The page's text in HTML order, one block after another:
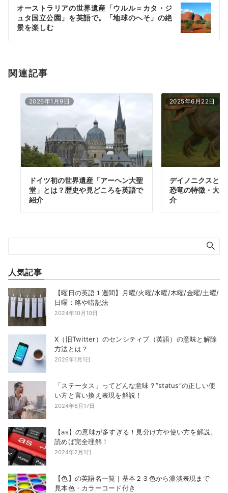
ン
オーストラリアの世界遺産「ウルル＝カタ・ジ
ュタ国立公園」を英語で。「地球のへそ」の絶
景を楽しむ
関連記事
2026年1月9日
ドイツ初の世界遺産「アーヘン大聖
堂」とは？歴史や見どころを英語で
紹介
2025年6月22日
デイノニクスと
恐竜の特徴・大
介
人気記事
【曜日の英語１週間】月曜/火曜/水曜/木曜/金曜/土曜/
日曜：略や暗記法
2024年10月10日
X（旧Twitter）のセンシティブ（英語）の意味と解除
方法とは？
2026年1月1日
「ステータス」ってどんな意味？”status”の正しい使
い方と言い換え表現を解説！
2024年6月17日
【as】の意味が多すぎる！見分け方や使い方を解説。
読めば完全理解！
2024年2月1日
【色】の英語名一覧｜基本２３色から濃淡表現まで｜
見本色・カラーコード付き